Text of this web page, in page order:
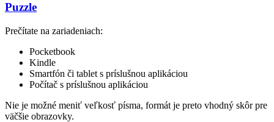
Puzzle
Prečítate na zariadeniach:
Pocketbook
Kindle
Smartfón či tablet s príslušnou aplikáciou
Počítač s príslušnou aplikáciou
Nie je možné meniť veľkosť písma, formát je preto vhodný skôr pre
väčšie obrazovky.